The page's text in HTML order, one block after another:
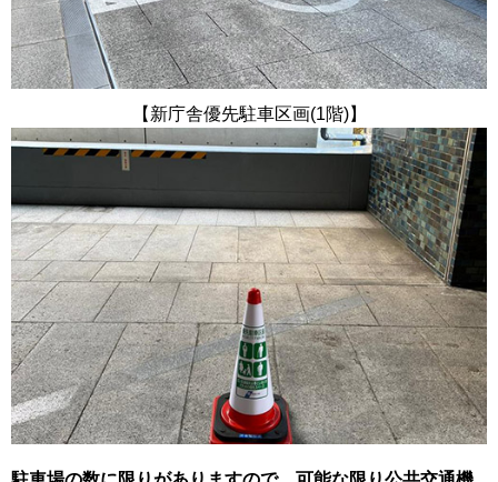
【新庁舎優先駐車区画(1階)】